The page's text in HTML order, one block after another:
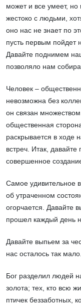
может и все умеет, но
жестоко с людьми,
оно нас не знает по
пусть первым пойдет
Давайте поднимем
позволяло нам
Человек –
невозможна без
он связан
общественная
раскрывается в ходе
встреч. Итак,
совершенное
Самое удивительное
об утраченном
огорчается. Давайте
прошел каждый день
Давайте выпьем за
нас осталось так
Бог разделил людей
золота; тех, кто всю
птичек беззаботных,